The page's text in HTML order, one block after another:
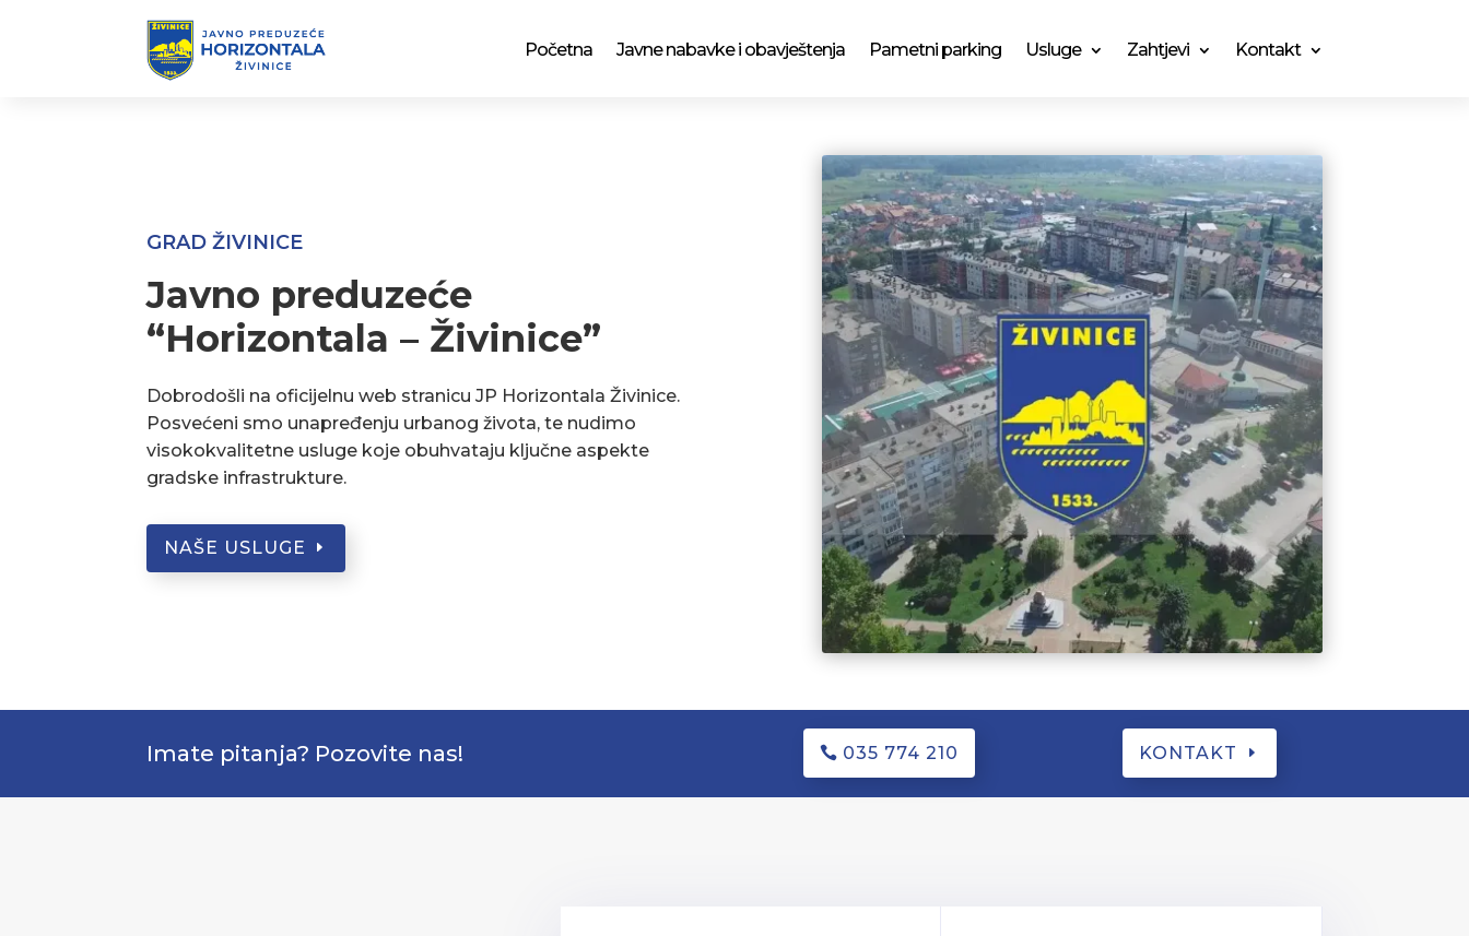
Početna Javne nabavke i obavještenja Pametni parking Usluge Zahtjevi Kontakt
GRAD ŽIVINICE
Javno preduzeće
“Horizontala – Živinice”
Dobrodošli na oficijelnu web stranicu JP Horizontala Živinice.
Posvećeni smo unapređenju urbanog života, te nudimo
visokokvalitetne usluge koje obuhvataju ključne aspekte
gradske infrastrukture.
NAŠE USLUGE
Imate pitanja? Pozovite nas! 035 774 210 KONTAKT